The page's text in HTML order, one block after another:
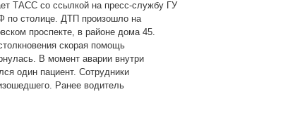
ТАСС со ссылкой на пресс-службу ГУ
по столице. ДТП произошло на
проспекте, в районе дома 45.
скорая помощь
В момент аварии внутри
один пациент. Сотрудники
Ранее водитель